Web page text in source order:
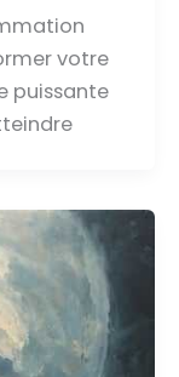
votre
puissante